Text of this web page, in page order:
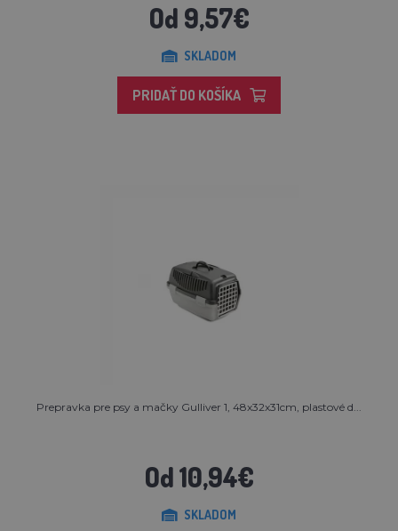
Od 9,57€
SKLADOM
PRIDAŤ DO KOŠÍKA
Prepravka pre psy a mačky Gulliver 1, 48x32x31cm, plastové d...
Od 10,94€
SKLADOM